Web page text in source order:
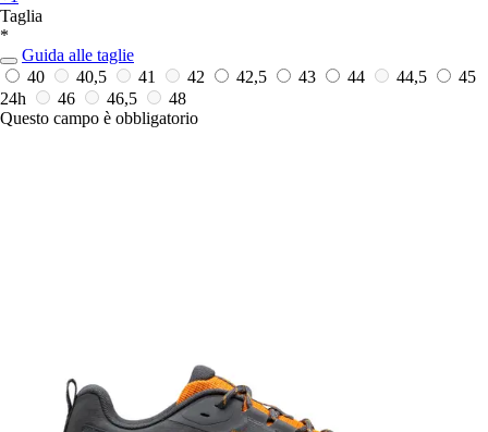
Taglia
*
Guida alle taglie
40
40,5 41 42 42,5 43 44 44,5
45
24h
46 46,5
48
Questo campo è obbligatorio